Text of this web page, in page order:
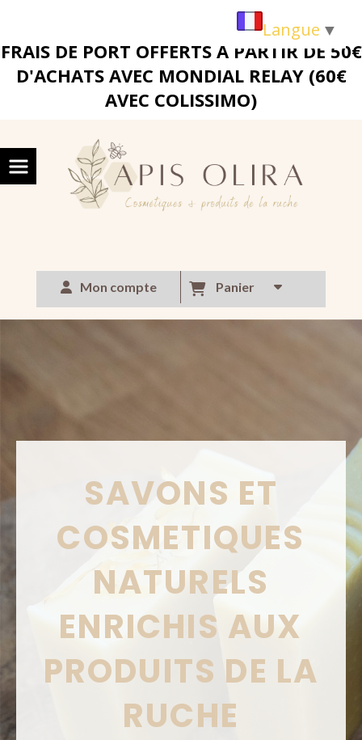
FRAIS DE PORT OFFERTS A PARTIR DE 50€
D'ACHATS AVEC MONDIAL RELAY (60€
AVEC COLISSIMO)
Mon compte Panier
SAVONS ET
COSMETIQUES
NATURELS
ENRICHIS AUX
PRODUITS DE LA
RUCHE
Langue ▼